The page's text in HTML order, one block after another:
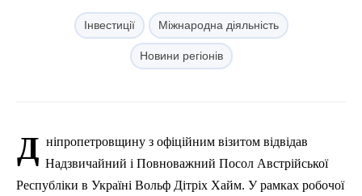
Інвестиції Міжнародна діяльність
Новини регіонів
Д ніпропетровщину з офіційним візитом відвідав
Надзвичайний і Повноважний Посол Австрійської
Республіки в Україні Вольф Дітріх Хайм. У рамках робочої